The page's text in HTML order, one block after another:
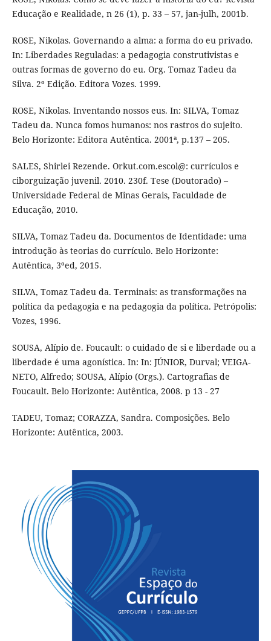
Educação e Realidade, n 26 (1), p. 33 – 57, jan-julh, 2001b.
ROSE, Nikolas. Governando a alma: a forma do eu privado.
In: Liberdades Reguladas: a pedagogia construtivistas e
outras formas de governo do eu. Org. Tomaz Tadeu da
Silva. 2º Edição. Editora Vozes. 1999.
ROSE, Nikolas. Inventando nossos eus. In: SILVA, Tomaz
Tadeu da. Nunca fomos humanos: nos rastros do sujeito.
Belo Horizonte: Editora Autêntica. 2001ª, p.137 – 205.
SALES, Shirlei Rezende. Orkut.com.escol@: currículos e
ciborguização juvenil. 2010. 230f. Tese (Doutorado) –
Universidade Federal de Minas Gerais, Faculdade de
Educação, 2010.
SILVA, Tomaz Tadeu da. Documentos de Identidade: uma
introdução às teorias do currículo. Belo Horizonte:
Autêntica, 3ºed, 2015.
SILVA, Tomaz Tadeu da. Terminais: as transformações na
política da pedagogia e na pedagogia da política. Petrópolis:
Vozes, 1996.
SOUSA, Alípio de. Foucault: o cuidado de si e liberdade ou a
liberdade é uma agonística. In: In: JÚNIOR, Durval; VEIGA-
NETO, Alfredo; SOUSA, Alípio (Orgs.). Cartografias de
Foucault. Belo Horizonte: Autêntica, 2008. p 13 - 27
TADEU, Tomaz; CORAZZA, Sandra. Composições. Belo
Horizonte: Autêntica, 2003.